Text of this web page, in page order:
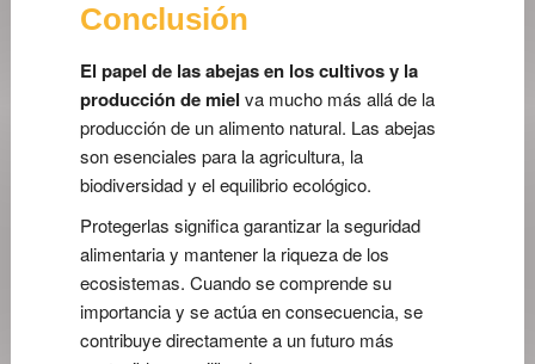
Conclusión
El papel de las abejas en los cultivos y la
producción de miel va mucho más allá de la
producción de un alimento natural. Las abejas
son esenciales para la agricultura, la
biodiversidad y el equilibrio ecológico.
Protegerlas significa garantizar la seguridad
alimentaria y mantener la riqueza de los
ecosistemas. Cuando se comprende su
importancia y se actúa en consecuencia, se
contribuye directamente a un futuro más